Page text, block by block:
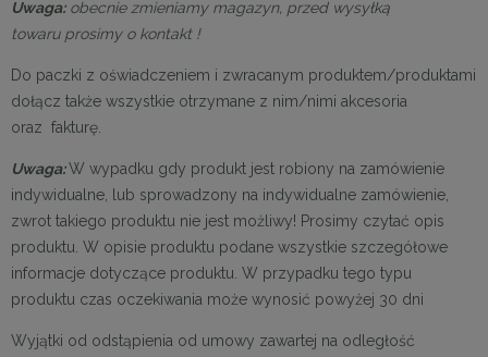
Uwaga:obecnie zmieniamy magazyn, przed wysyłką
towaru prosimy o kontakt !
Do paczki z oświadczeniem i zwracanym produktem/produktami
dołącz także wszystkie otrzymane z nim/nimi akcesoria
oraz fakturę.
Uwaga:W wypadku gdy produkt jest robiony na zamówienie
indywidualne, lub sprowadzony na indywidualne zamówienie,
zwrot takiego produktu nie jest możliwy! Prosimy czytać opis
produktu. W opisie produktu podane wszystkie szczegółowe
informacje dotyczące produktu. W przypadku tego typu
produktu czas oczekiwania może wynosić powyżej 30 dni
Wyjątki od odstąpienia od umowy zawartej na odległość